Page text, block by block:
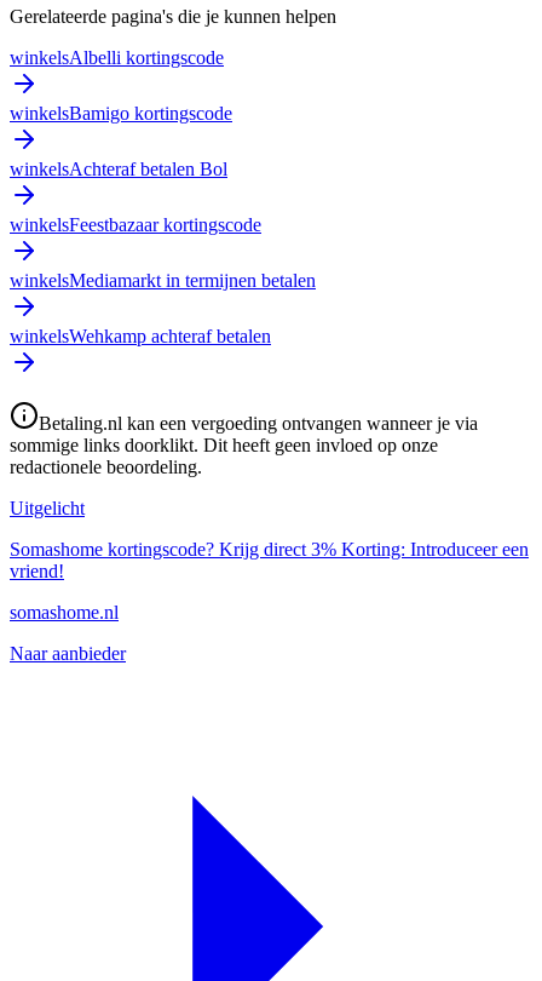
Gerelateerde pagina's die je kunnen helpen
winkelsAlbelli kortingscode
winkelsBamigo kortingscode
winkelsAchteraf betalen Bol
winkelsFeestbazaar kortingscode
winkelsMediamarkt in termijnen betalen
winkelsWehkamp achteraf betalen
Betaling.nl kan een vergoeding ontvangen wanneer je via
sommige links doorklikt. Dit heeft geen invloed op onze
redactionele beoordeling.
Uitgelicht
Somashome kortingscode? Krijg direct 3% Korting: Introduceer een
vriend!
somashome.nl
Naar aanbieder